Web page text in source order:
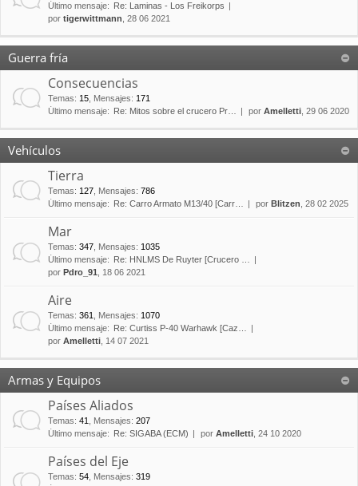
Último mensaje:
Re: Laminas - Los Freikorps
por tigerwittmann , 28 06 2021
Guerra fría
Consecuencias
Temas: 15 Mensajes: 171
Último mensaje:
Re: Mitos sobre el crucero Pr… por Amelletti , 29 06 2020
Vehículos
Tierra
Temas: 127 Mensajes: 786
Último mensaje:
Re: Carro Armato M13/40 [Carr… por Blitzen , 28 02 2025
Mar
Temas: 347 Mensajes: 1035
Último mensaje:
Re: HNLMS De Ruyter [Crucero …
por Pdro_91 , 18 06 2021
Aire
Temas: 361 Mensajes: 1070
Último mensaje:
Re: Curtiss P-40 Warhawk [Caz…
por Amelletti , 14 07 2021
Armas y Equipos
Países Aliados
Temas: 41 Mensajes: 207
Último mensaje:
Re: SIGABA (ECM) por Amelletti , 24 10 2020
Países del Eje
Temas: 54 Mensajes: 319